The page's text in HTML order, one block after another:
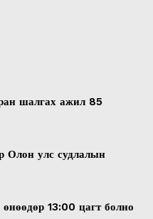
шалгах ажил 85
Олон улс судлалын
13:00 цагт болно